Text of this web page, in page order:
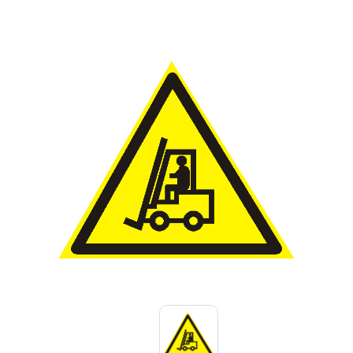
Дорожные знаки с внутренней подсветкой
Заградительные светодиодные знаки
Передвижные заградительные знаки
Опоры дорожных знаков (Стойки)
Крепления для дорожных знаков (Хомуты)
Светодиодные знаки на солнечной